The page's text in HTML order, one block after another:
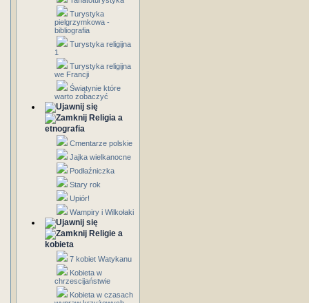
Turystyka
pielgrzymkowa -
bibliografia
Turystyka religijna
1
Turystyka religijna
we Francji
Świątynie które
warto zobaczyć
Religia a
etnografia
Cmentarze polskie
Jajka wielkanocne
Podłaźniczka
Stary rok
Upiór!
Wampiry i Wilkołaki
Religie a
kobieta
7 kobiet Watykanu
Kobieta w
chrzescijaństwie
Kobieta w czasach